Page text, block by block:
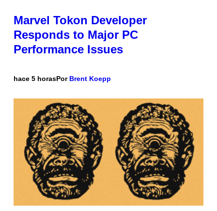
Marvel Tokon Developer
Responds to Major PC
Performance Issues
hace 5 horasPor Brent Koepp